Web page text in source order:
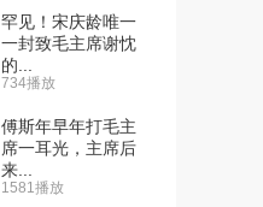
罕见！宋庆龄唯一
一封致毛主席谢忱
的...
734播放
傅斯年早年打毛主
席一耳光，主席后
来...
1581播放